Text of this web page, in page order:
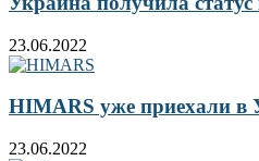
23.06.2022
HIMARS уже приехали в
23.06.2022